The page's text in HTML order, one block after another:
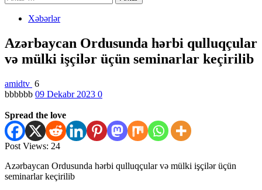
Xəbərlər
Azərbaycan Ordusunda hərbi qulluqçular
və mülki işçilər üçün seminarlar keçirilib
amidtv 6
bbbbbb 09 Dekabr 2023 0
Spread the love
Post Views: 24
Azərbaycan Ordusunda hərbi qulluqçular və mülki işçilər üçün
seminarlar keçirilib